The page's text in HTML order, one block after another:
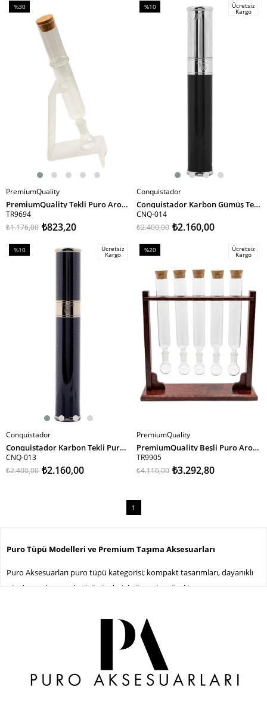
SEPETE EKLE
%30
%30İndirim
PremiumQuality
PremiumQuality Tekli Puro Aromalandırma Seti - TR9694
TR9694
₺823,20
₺1.176,00
SEPETE EKLE
%10
Ücretsiz
Kargo
Conquistador
Conquistador Karbon Gümüş Tekli Puro Tüpü CNQ-014
CNQ-014
₺2.160,00
₺2.400,00
SEPETE EKLE
%10
Ücretsiz
Kargo
Conquistador
Conquistador Karbon Tekli Puro Tüpü CNQ-013
CNQ-013
₺2.160,00
₺2.400,00
SEPETE EKLE
%20
%20İndirim
Ücretsiz
Kargo
PremiumQuality
PremiumQuality Beşli Puro Aromalandırma Seti TR9905
TR9905
₺3.292,80
₺4.116,00
1
Puro Tüpü Modelleri ve Premium Taşıma Aksesuarları
Puro Aksesuarları puro tüpü kategorisi; kompakt tasarımları, dayanıklı
gövde yapıları ve şık görünümleriyle öne çıkan özel taşıma
tüpleri; günlük kullanım, seyahat ve koleksiyon ihtiyaçlarına yönelik
Puro Aksesuarları kategorilerinde bulunan puro tüpü modelleri; metal,
alüminyum, cam, ahşap ve karbon fiber detaylı tasarımlarıyla farklı
kullanım beklentilerine uygun seçeneklerden oluşmaktadır.